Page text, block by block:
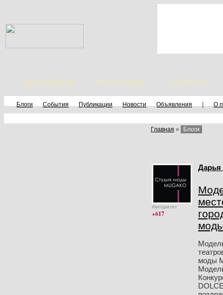
Дети модели Фотографы Стилисты
Блоги События Публикации Новости Объявления | О
Главная » Блоги
Авторитет
+617
Дарья
моды